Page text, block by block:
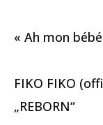
« Ah mon
FIKO FIKO
„REBORN“